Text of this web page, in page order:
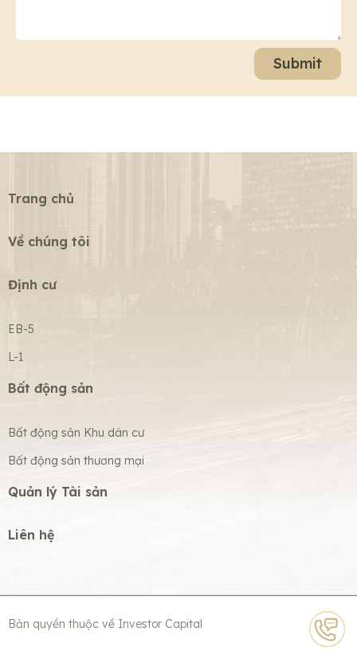
Submit
Trang chủ
Về chúng tôi
Định cư
EB-5
L-1
Bất động sản
Bất động sản Khu dân cư
Bất động sản thương mại
Quản lý Tài sản
Liên hệ
Bản quyền thuộc về Investor Capital